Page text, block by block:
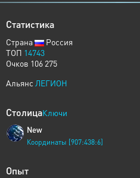
Статистика
Страна
Россия
ТОП 14743
Очков 106 275
Альянс ЛЕГИОН
СтолицаКлючи
New
Координаты [907:438:6]
Опыт